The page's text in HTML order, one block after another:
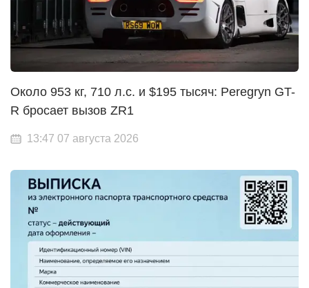
Около 953 кг, 710 л.с. и $195 тысяч: Peregryn GT-
R бросает вызов ZR1
13:47 07 августа 2026